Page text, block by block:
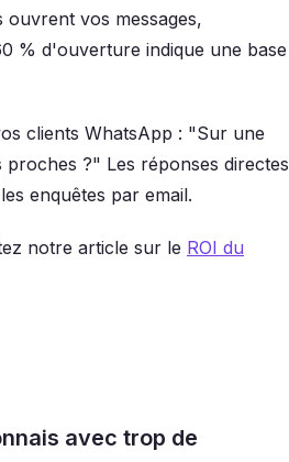
vos messages,
% d'ouverture indique une base
clients WhatsApp : "Sur une
?" Les réponses directes
enquêtes par email.
notre article sur le ROI du
avec trop de